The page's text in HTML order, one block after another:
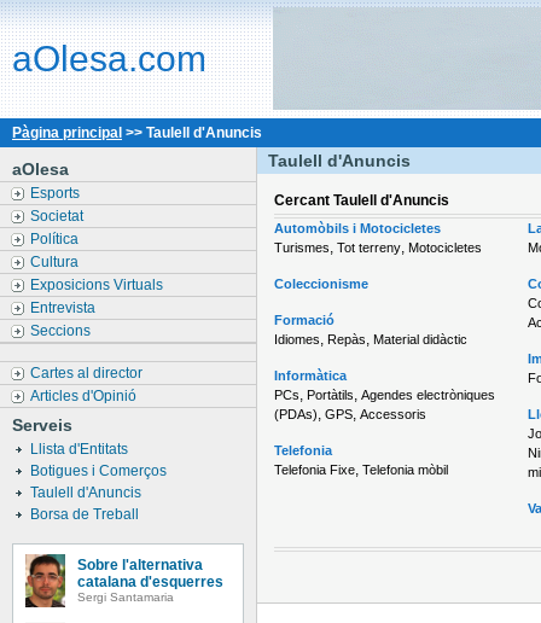
aOlesa.com
Pàgina principal >> Taulell d'Anuncis
aOlesa
Esports
Societat
Política
Cultura
Exposicions Virtuals
Entrevista
Seccions
Cartes al director
Articles d'Opinió
Serveis
Llista d'Entitats
Botigues i Comerços
Taulell d'Anuncis
Borsa de Treball
Sobre l'alternativa
catalana d'esquerres
Sergi Santamaria
Taulell d'Anuncis
Cercant Taulell d'Anuncis
Automòbils i Motocicletes
Turismes, Tot terreny, Motocicletes
Coleccionisme
Formació
Idiomes, Repàs, Material didàctic
Informàtica
PCs, Portàtils, Agendes electròniques
(PDAs), GPS, Accessoris
Telefonia
Telefonia Fixe, Telefonia mòbil